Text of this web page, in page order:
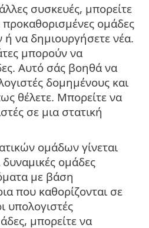
συσκευές, μπορείτε
ομάδες
να δημιουργήσετε νέα.
μπορούν να
Αυτό σάς βοηθά να
δομημένους και
θέλετε. Μπορείτε να
σε μια στατική
ομάδων γίνεται
ομάδες
με βάση
που καθορίζονται σε
υπολογιστές
μπορείτε να